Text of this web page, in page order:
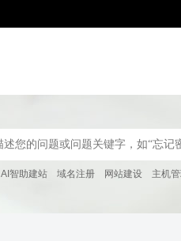
AI智助建站 域名注册 网站建设 主机